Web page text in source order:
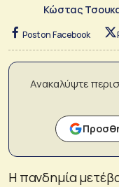
Κώστας
Post on Facebook
Ανακαλύψτε
Η πανδημία